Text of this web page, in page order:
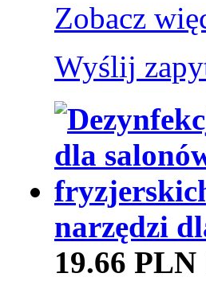
Zobacz
Wyślij
narzędzi
19.66 PLN